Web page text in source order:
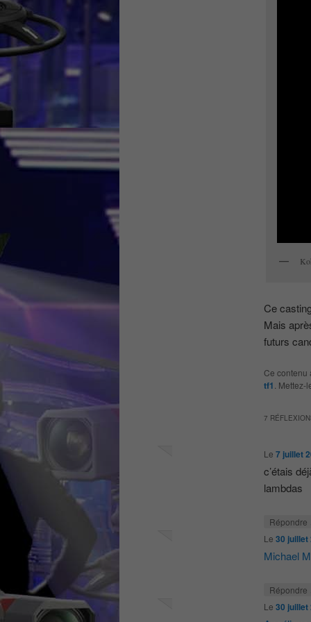
Ce
Mais
futurs
Ce contenu
tf1 .
7
Le 7 juillet
c’étais
lambdas
Répondre
Le 30 juillet
Michael
Répondre
Le 30 juillet